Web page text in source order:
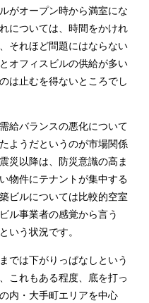
がオープン時から満室にな
については、時間をかけれ
それほど問題にはならない
オフィスビルの供給が多い
は止むを得ないところでし
給バランスの悪化について
ようだというのが市場関係
災以降は、防災意識の高ま
物件にテナントが集中する
ビルについては比較的空室
ル事業者の感覚から言う
いう状況です。
では下がりっぱなしという
これもある程度、底を打っ
内・大手町エリアを中心